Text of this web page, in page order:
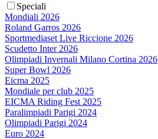
Speciali
Mondiali 2026
Roland Garros 2026
Sportmediaset Live Riccione 2026
Scudetto Inter 2026
Olimpiadi Invernali Milano Cortina 2026
Super Bowl 2026
Eicma 2025
Mondiale per club 2025
EICMA Riding Fest 2025
Paralimpiadi Parigi 2024
Olimpiadi Parigi 2024
Euro 2024